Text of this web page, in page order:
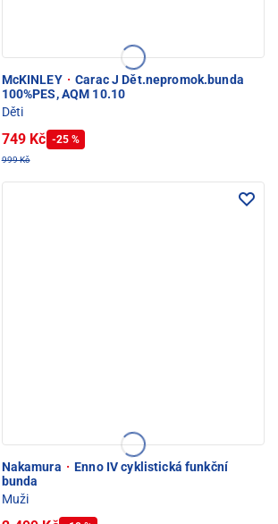
McKINLEY · Carac J Dět.nepromok.bunda
100%PES, AQM 10.10
Děti
749 Kč -25 %
999 Kč
Nakamura · Enno IV cyklistická funkční
bunda
Muži